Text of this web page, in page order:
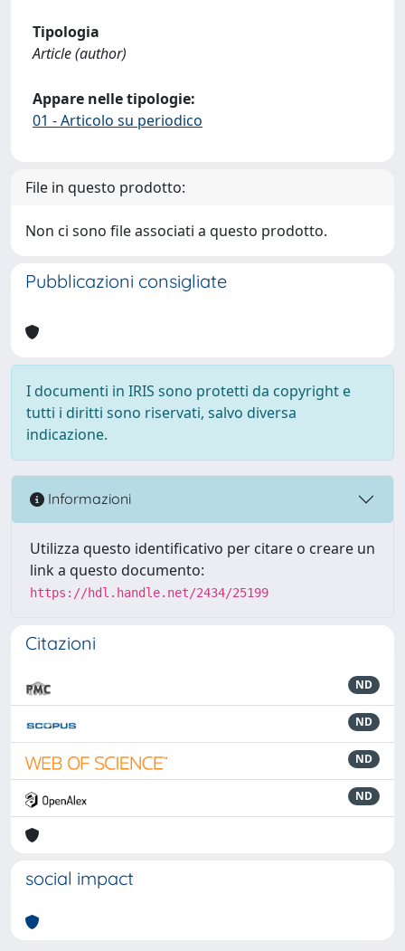
Tipologia
Article (author)
Appare nelle tipologie:
01 - Articolo su periodico
File in questo prodotto:
Non ci sono file associati a questo prodotto.
Pubblicazioni consigliate
I documenti in IRIS sono protetti da copyright e
tutti i diritti sono riservati, salvo diversa
indicazione.
Informazioni
Utilizza questo identificativo per citare o creare un
link a questo documento:
https://hdl.handle.net/2434/25199
Citazioni
ND
ND
ND
ND
social impact